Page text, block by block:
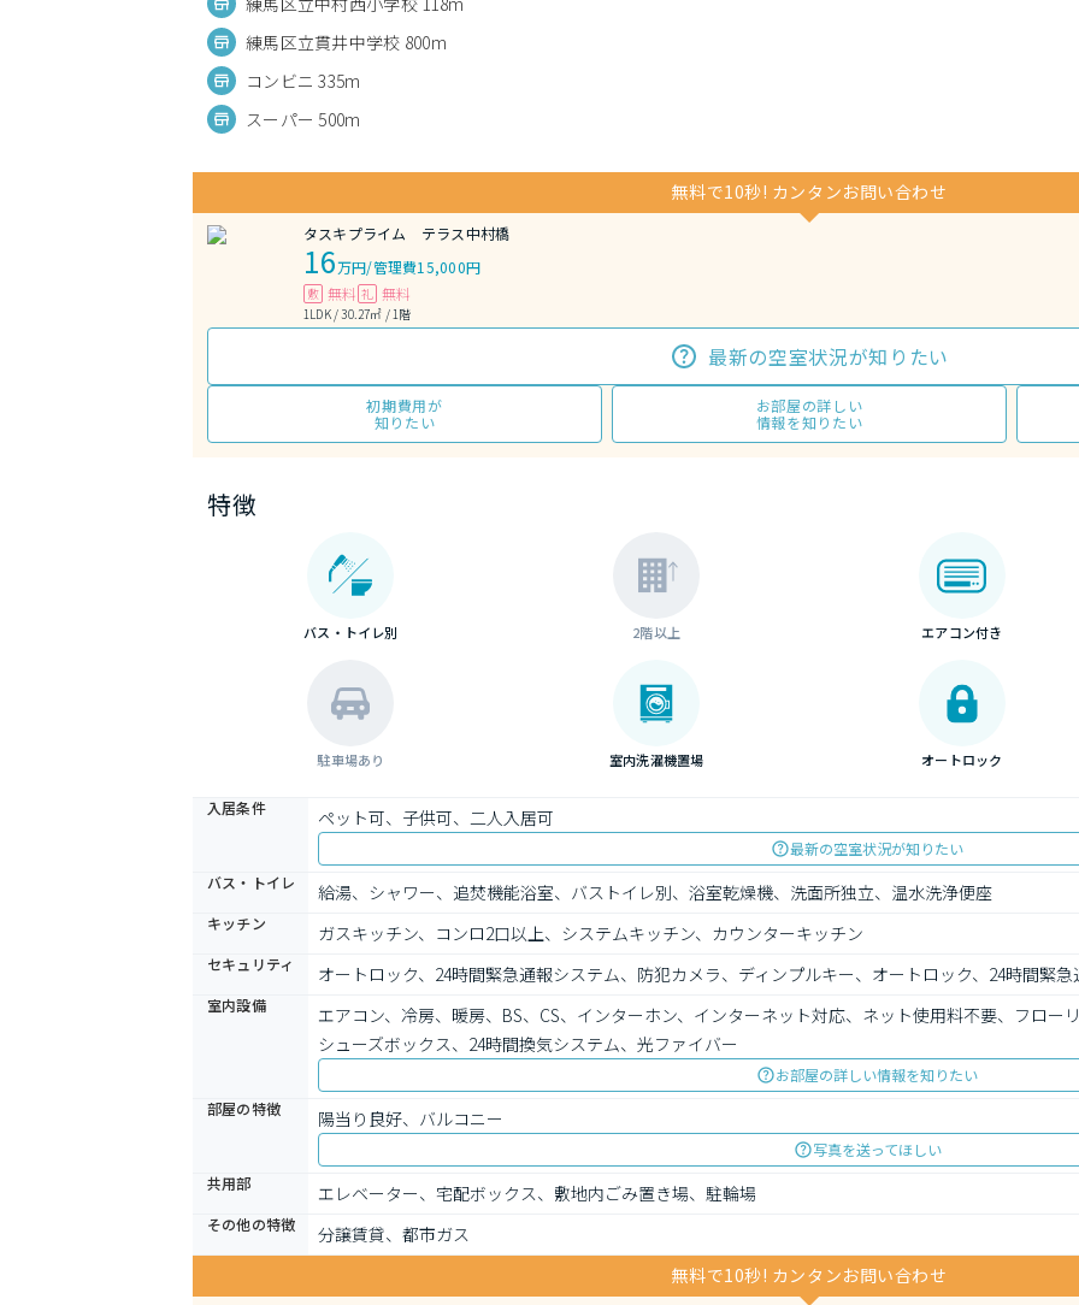
練馬区立貫井中学校 800m
コンビニ 335m
スーパー 500m
無料で10秒! カンタンお問い合わせ
タスキプライム テラス中村橋
16万円/管理費15,000円
敷 無料 礼 無料
1LDK / 30.27㎡ / 1階
最新の空室状況が知りたい
初期費用が
知りたい
お部屋の詳しい
情報を知りたい
特徴
バス・トイレ別 2階以上 エアコン付き
駐車場あり 室内洗濯機置場 オートロック
入居条件 ペット可、子供可、二人入居可
最新の空室状況が知りたい
バス・トイレ
給湯、シャワー、追焚機能浴室、バストイレ別、浴室乾燥機、洗面所独立、温水洗浄便座
キッチン ガスキッチン、コンロ2口以上、システムキッチン、カウンターキッチン
セキュリティ オートロック、24時間緊急通報システム、防犯カメラ、ディンプルキー、オートロック、24時間緊
室内設備
エアコン、冷房、暖房、BS、CS、インターホン、インターネット対応、ネット使用料不要、フロー
シューズボックス、24時間換気システム、光ファイバー
お部屋の詳しい情報を知りたい
部屋の特徴
陽当り良好、バルコニー
写真を送ってほしい
共用部
エレベーター、宅配ボックス、敷地内ごみ置き場、駐輪場
その他の特徴
分譲賃貸、都市ガス
無料で10秒! カンタンお問い合わせ